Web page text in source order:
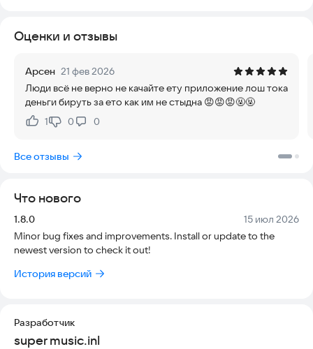
Ищите, загружайте и слушайте музыку в любое время, даже
Особенности:
- Мгновенная и надежная загрузка благодаря нескольким
мощным движкам.
- Одновременная загрузка нескольких mp3-файлов для
интуитивным.
- Огромная коллекция из более чем миллиона
высококачественных mp3-песен.
- Поиск по названию, исполнителю, жанру или альбому.
- В приложении есть музыка на любой вкус и для любого
- Различные уровни качества звука на выбор.
уведомления для смартфона и планшета.
Оценки и отзывы
Арсен 21 фев 2026
Люди всё не верно не качайте ету приложение лош тока
деньги бируть за ето как им не стыдна 😡😡😡🤬🤬
Нравится:
1Не нравится:
0 0
Все отзывы
Что нового
Версия:
1.8.0 Дата:
15 июл 2026
Minor bug fixes and improvements. Install or update to the
newest version to check it out!
История версий
Разработчик
super music.inl